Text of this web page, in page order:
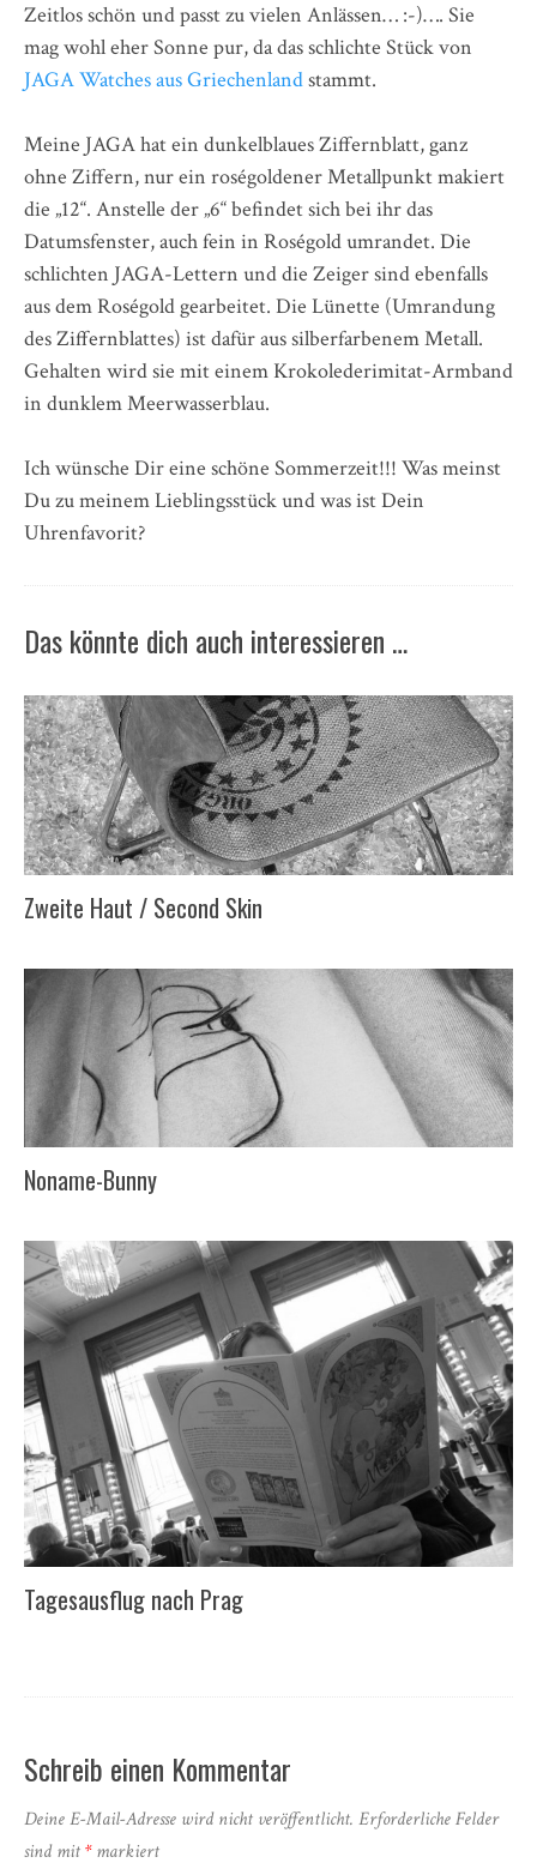
Zeitlos schön und passt zu vielen Anlässen… :-)…. Sie
mag wohl eher Sonne pur, da das schlichte Stück von
JAGA Watches aus Griechenlandstammt.
Meine JAGA hat ein dunkelblaues Ziffernblatt, ganz
ohne Ziffern, nur ein roségoldener Metallpunkt makiert
die „12“. Anstelle der „6“ befindet sich bei ihr das
Datumsfenster, auch fein in Roségold umrandet. Die
schlichten JAGA-Lettern und die Zeiger sind ebenfalls
aus dem Roségold gearbeitet. Die Lünette (Umrandung
des Ziffernblattes) ist dafür aus silberfarbenem Metall.
Gehalten wird sie mit einem Krokolederimitat-Armband
in dunklem Meerwasserblau.
Ich wünsche Dir eine schöne Sommerzeit!!! Was meinst
Du zu meinem Lieblingsstück und was ist Dein
Uhrenfavorit?
Das könnte dich auch interessieren …
Zweite Haut / Second Skin
Noname-Bunny
Tagesausflug nach Prag
Schreib einen Kommentar
Deine E-Mail-Adresse wird nicht veröffentlicht. Erforderliche Felder
sind mit*markiert